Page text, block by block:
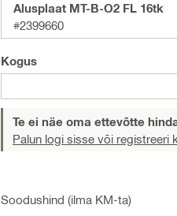
Alusplaat MT-B-O2 FL 16tk
#2399660
Kogus
Te ei näe oma ettevõtte
Palun logi sisse või registreeri
Soodushind (ilma KM-ta)